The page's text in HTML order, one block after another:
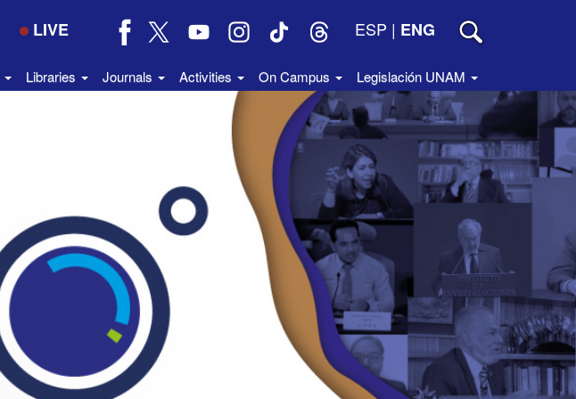
LIVE ESP | ENG
Libraries Journals Activities On Campus Legislación UNAM